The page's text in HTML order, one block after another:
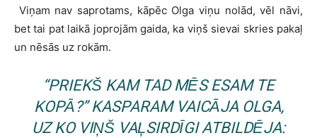
Viņam nav saprotams, kāpēc Olga viņu nolād, vēl nāvi,
bet tai pat laikā joprojām gaida, ka viņš sievai skries pakaļ
un nēsās uz rokām.
“PRIEKŠ KAM TAD MĒS ESAM TE
KOPĀ?” KASPARAM VAICĀJA OLGA,
UZ KO VIŅŠ VAĻSIRDĪGI ATBILDĒJA: